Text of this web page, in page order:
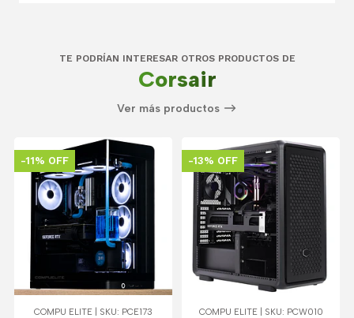
TE PODRÍAN INTERESAR OTROS PRODUCTOS DE
Corsair
Ver más productos
-11% OFF
COMPU ELITE | SKU: PCE173
-13% OFF
COMPU ELITE | SKU: PCW010